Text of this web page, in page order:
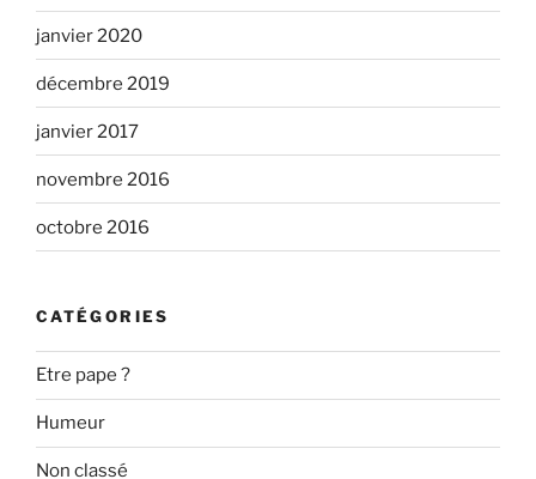
janvier 2020
décembre 2019
janvier 2017
novembre 2016
octobre 2016
CATÉGORIES
Etre pape ?
Humeur
Non classé